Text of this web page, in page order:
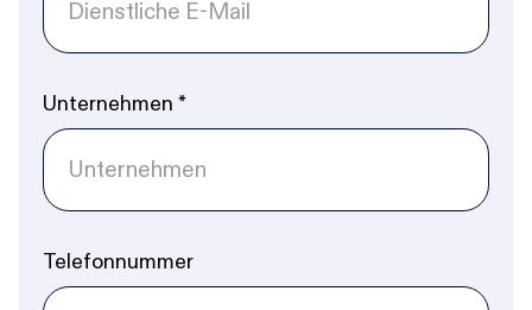
Unternehmen *
Telefonnummer